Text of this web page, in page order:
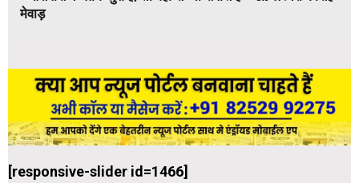
मेवाड़
[responsive-slider id=1466]